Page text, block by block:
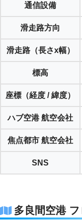
通信設備
滑走路方向
滑走路（長さx幅）
標高
座標（経度 / 緯度）
ハブ空港 航空会社
焦点都市 航空会社
SNS
多良間空港